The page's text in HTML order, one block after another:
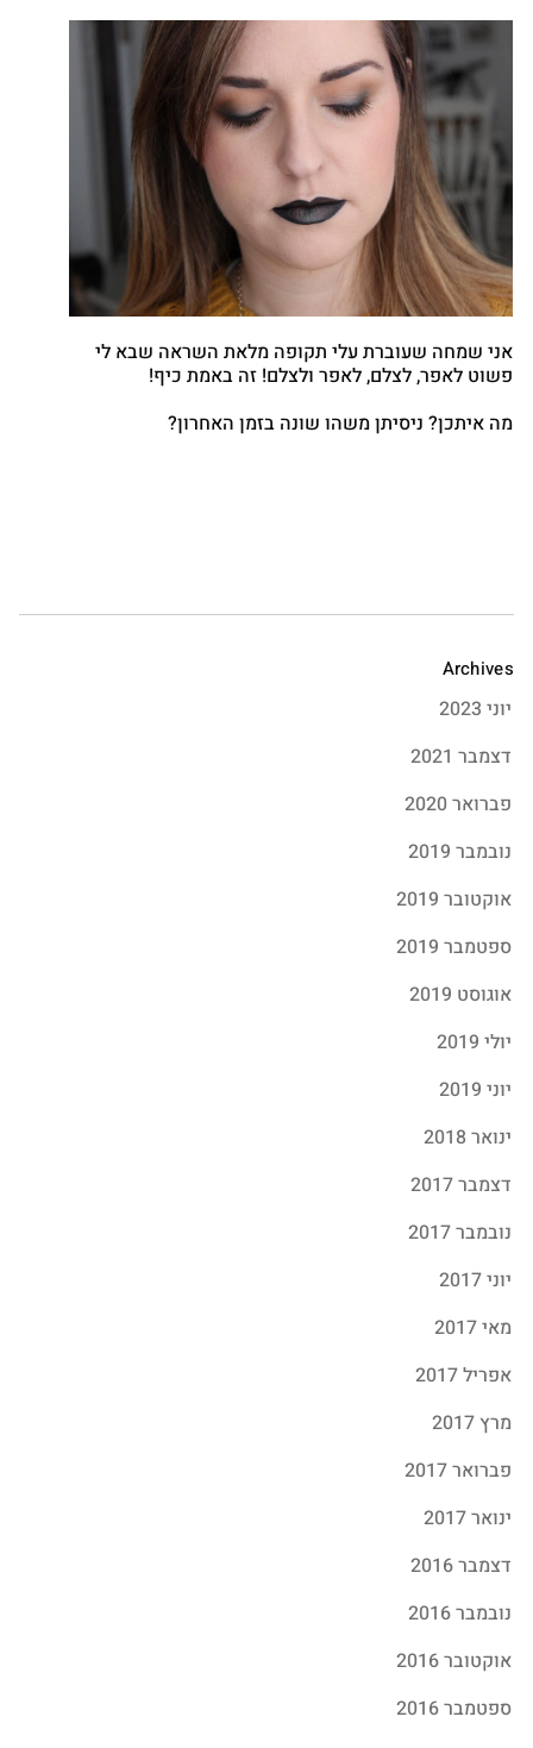
אני שמחה שעוברת עלי תקופה מלאת השראה שבא לי
פשוט לאפר, לצלם, לאפר ולצלם! זה באמת כיף!
מה איתכן? ניסיתן משהו שונה בזמן האחרון?
Archives
יוני 2023
דצמבר 2021
פברואר 2020
נובמבר 2019
אוקטובר 2019
ספטמבר 2019
אוגוסט 2019
יולי 2019
יוני 2019
ינואר 2018
דצמבר 2017
נובמבר 2017
יוני 2017
מאי 2017
אפריל 2017
מרץ 2017
פברואר 2017
ינואר 2017
דצמבר 2016
נובמבר 2016
אוקטובר 2016
ספטמבר 2016